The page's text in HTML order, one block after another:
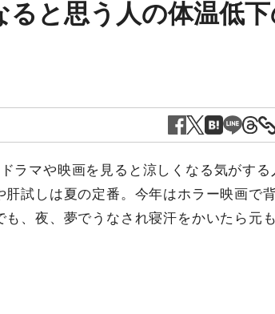
と思う人の体温低
ラマや映画を見ると涼しくなる気がする
試しは夏の定番。今年はホラー映画で
、夜、夢でうなされ寝汗をかいたら元